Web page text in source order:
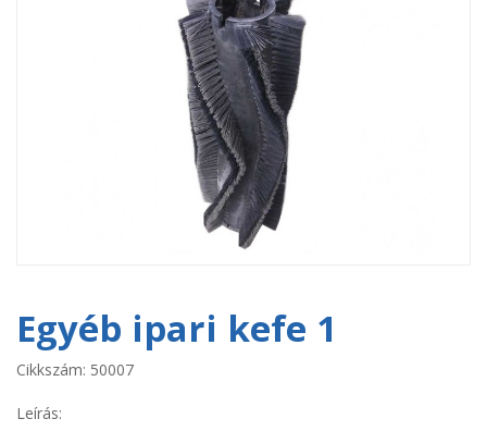
Egyéb ipari kefe 1
Cikkszám: 50007
Leírás: